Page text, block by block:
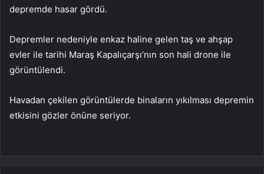
depremde hasar gördü.
Depremler nedeniyle enkaz haline gelen taş ve ahşap
evler ile tarihi Maraş Kapalıçarşı’nın son hali drone ile
görüntülendi.
Havadan çekilen görüntülerde binaların yıkılması depremin
etkisini gözler önüne seriyor.